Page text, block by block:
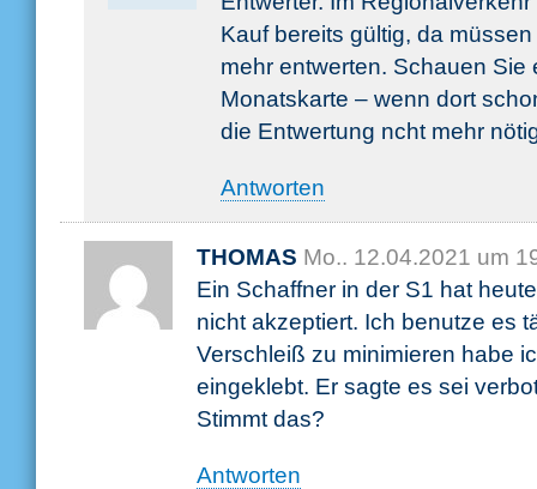
Kauf bereits gültig, da
mehr entwerten. Schauen Sie
Monatskarte – wenn dort
die Entwertung ncht mehr
Antworten
THOMAS Mo.. 12.04.2021 um
Ein Schaffner in der S1 hat
nicht akzeptiert. Ich benutze es
Verschleiß zu minimieren habe
eingeklebt. Er sagte es sei
Stimmt das?
Antworten